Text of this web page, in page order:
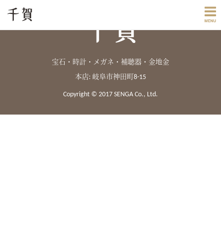
宝石・時計・メガネ・補聴器・金地金
本店: 岐阜市神田町8-15
Copyright © 2017 SENGA Co., Ltd.